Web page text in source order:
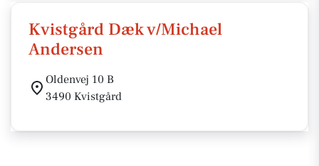
Kvistgård Dæk v/Michael
Andersen
Oldenvej 10 B
3490 Kvistgård